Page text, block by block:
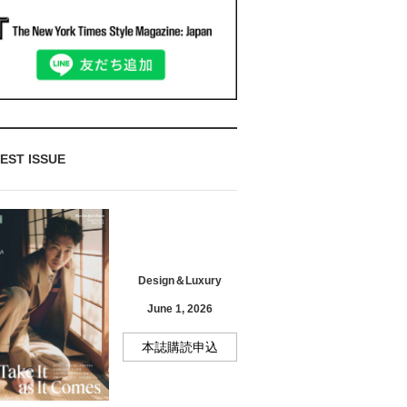
ISSUE
Design＆Luxury
June 1, 2026
本誌購読申込